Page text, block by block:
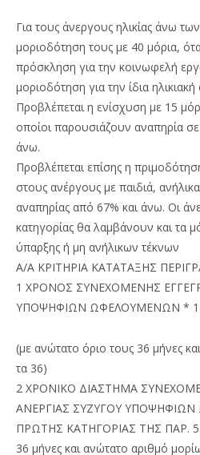
Για τους άνεργους ηλικίας άνω
μοριοδότηση τους με 40 μόρια,
πρόσκληση για την κοινωφελή
μοριοδότηση για την ίδια
Προβλέπεται η ενίσχυση με 15
οποίοι παρουσιάζουν αναπηρία
άνω.
Προβλέπεται επίσης η
στους ανέργους με παιδιά,
αναπηρίας από 67% και άνω. Οι
κατηγορίας θα λαμβάνουν και τα
ύπαρξης ή μη ανήλικων τέκνων
Α/Α ΚΡΙΤΗΡΙΑ ΚΑΤΑΤΑΞΗΣ
1 ΧΡΟΝΟΣ ΣΥΝΕΧΟΜΕΝΗΣ
ΥΠΟΨΗΦΙΩΝ ΩΦΕΛΟΥΜΕΝΩΝ * 1
(με ανώτατο όριο τους 36 μήνες
τα 36)
2 ΧΡΟΝΙΚΟ ΔΙΑΣΤΗΜΑ
ΑΝΕΡΓΙΑΣ ΣΥΖΥΓΟΥ
ΠΡΩΤΗΣ ΚΑΤΗΓΟΡΙΑΣ ΤΗΣ ΠΑΡ.
36 μήνες και ανώτατο αριθμό